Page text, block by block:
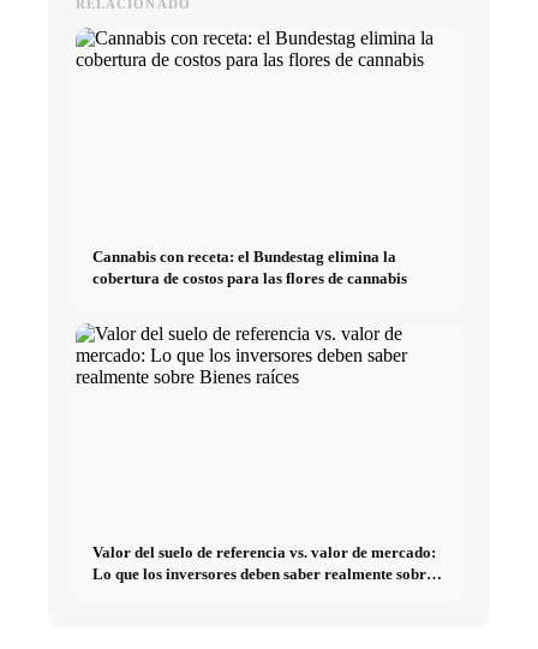
RELACIONADO
Cannabis con receta: el Bundestag elimina la
cobertura de costos para las flores de cannabis
Valor del suelo de referencia vs. valor de mercado:
Lo que los inversores deben saber realmente sobre